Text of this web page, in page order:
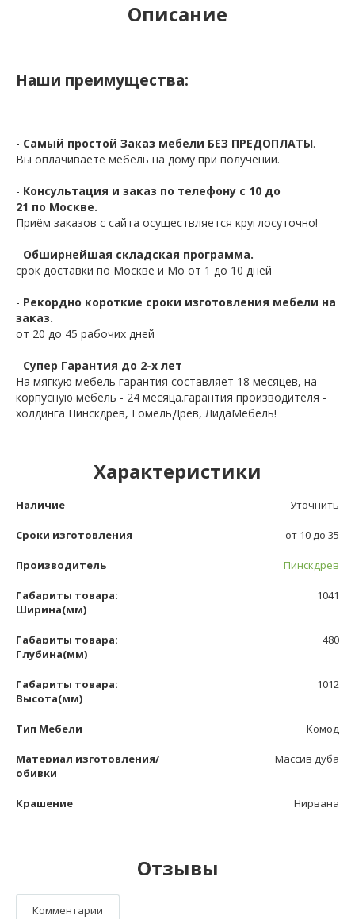
Описание
Наши преимущества:
- Самый простой Заказ мебели БЕЗ ПРЕДОПЛАТЫ.
Вы оплачиваете мебель на дому при получении.
- Консультация и заказ по телефону с 10 до
21 по Москве.
Приём заказов с сайта осуществляется круглосуточно!
- Обширнейшая складская программа.
срок доставки по Москве и Мо от 1 до 10 дней
- Рекордно короткие сроки изготовления мебели на
заказ.
от 20 до 45 рабочих дней
- Супер Гарантия до 2-х лет
На мягкую мебель гарантия составляет 18 месяцев, на
корпусную мебель - 24 месяца.гарантия производителя -
холдинга Пинскдрев, ГомельДрев, ЛидаМебель!
Характеристики
Наличие Уточнить
Сроки изготовления от 10 до 35
Производитель Пинскдрев
Габариты товара:
Ширина(мм)
1041
Габариты товара:
Глубина(мм)
480
Габариты товара:
Высота(мм)
1012
Тип Мебели Комод
Материал изготовления/
обивки
Массив дуба
Крашение Нирвана
Отзывы
Комментарии